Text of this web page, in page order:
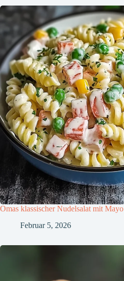
Omas klassischer Nudelsalat mit Mayo
Februar 5, 2026